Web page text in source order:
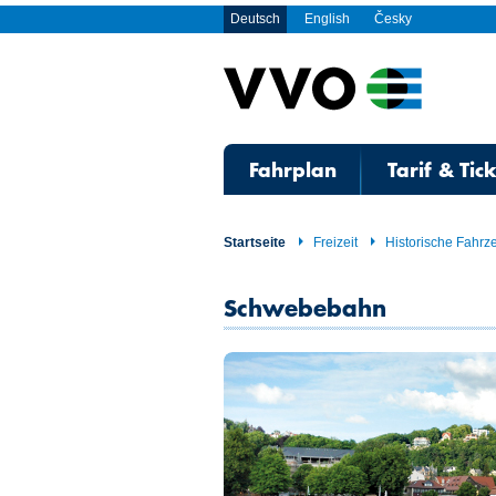
Deutsch English Česky
Fahrplan Tarif &
Startseite Freizeit Historische
Schwebebahn